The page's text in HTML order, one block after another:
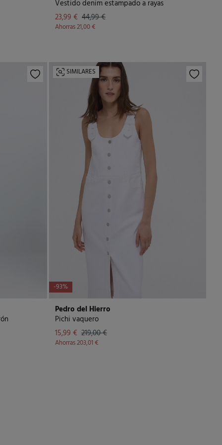
Vestido denim estampado a rayas
23,99 € 44,99 €
Ahorras21,00 €
-93%
SIMILARES
Pedro del Hierro
Pichi vaquero
15,99 € 219,00 €
Ahorras203,01 €